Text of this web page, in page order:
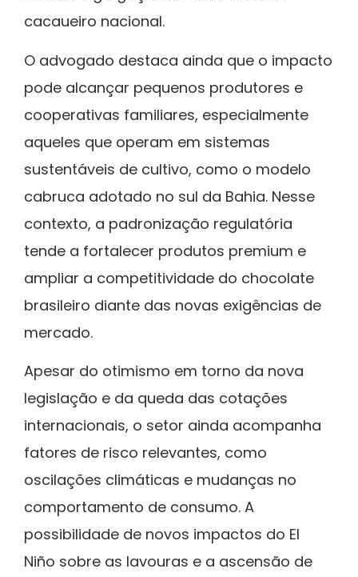
cacaueiro nacional.
O advogado destaca ainda que o impacto
pode alcançar pequenos produtores e
cooperativas familiares, especialmente
aqueles que operam em sistemas
sustentáveis de cultivo, como o modelo
cabruca adotado no sul da Bahia. Nesse
contexto, a padronização regulatória
tende a fortalecer produtos premium e
ampliar a competitividade do chocolate
brasileiro diante das novas exigências de
mercado.
Apesar do otimismo em torno da nova
legislação e da queda das cotações
internacionais, o setor ainda acompanha
fatores de risco relevantes, como
oscilações climáticas e mudanças no
comportamento de consumo. A
possibilidade de novos impactos do El
Niño sobre as lavouras e a ascensão de